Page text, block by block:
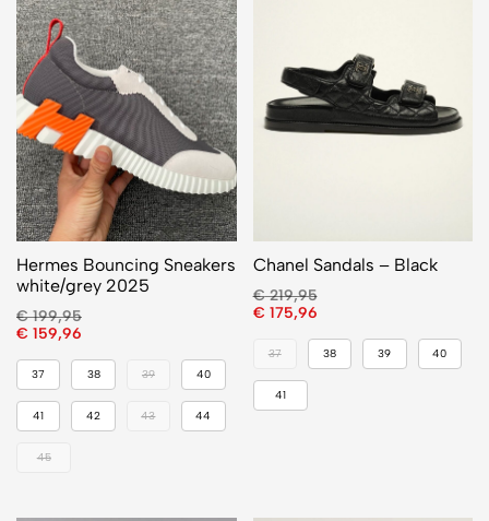
Hermes Bouncing Sneakers
white/grey 2025
€199,95
€ 159,96
37 38 39 40
41 42 43 44
45
Chanel Sandals – Black
€219,95
€ 175,96
37 38 39 40
41